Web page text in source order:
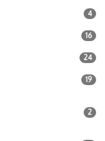
4
16
24
19
2